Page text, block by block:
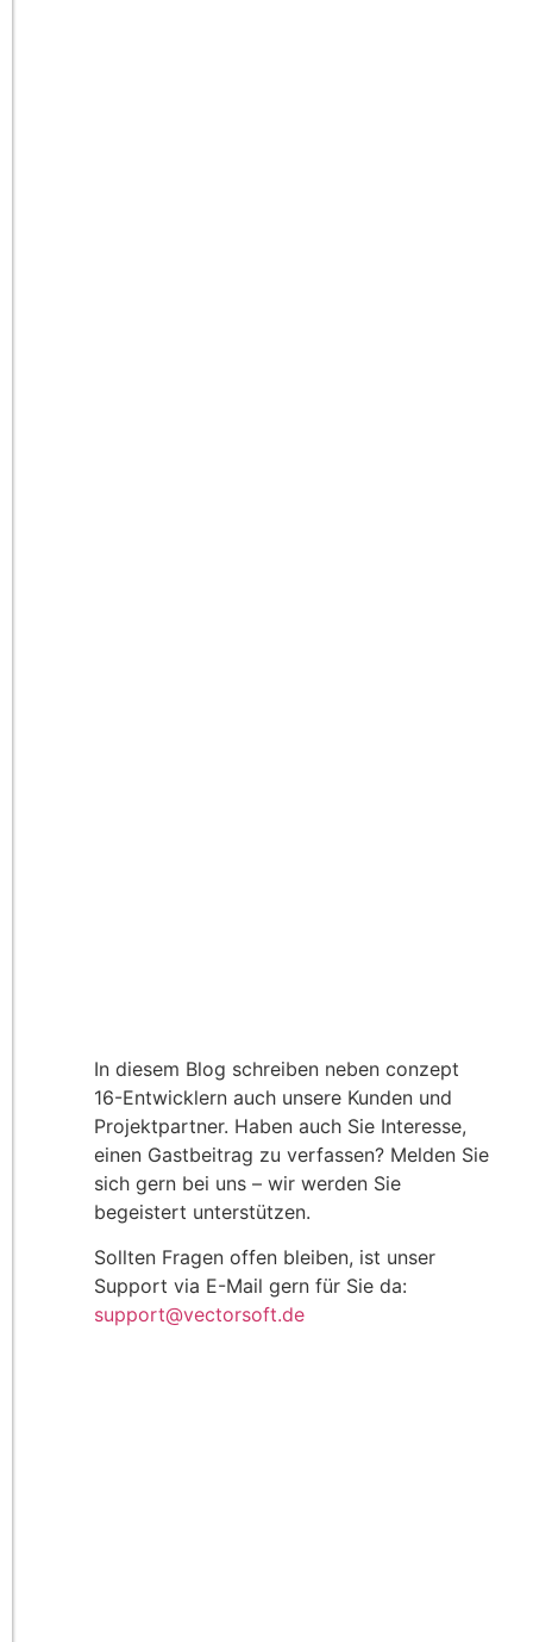
In diesem Blog schreiben neben conzept
16-Entwicklern auch unsere Kunden und
Projektpartner. Haben auch Sie Interesse,
einen Gastbeitrag zu verfassen? Melden Sie
sich gern bei uns – wir werden Sie
begeistert unterstützen.
Sollten Fragen offen bleiben, ist unser
Support via E-Mail gern für Sie da:
support@vectorsoft.de